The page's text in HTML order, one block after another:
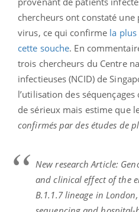
chercheurs ont constaté
virus, ce qui confirme la
cette souche. En
trois chercheurs du Centre
infectieuses (NCID) de
l’utilisation des
de sérieux mais estime que
confirmés par des études de
New research Article:
and clinical effect of the
B.1.1.7 lineage in